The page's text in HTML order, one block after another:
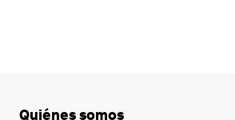
Quiénes somos